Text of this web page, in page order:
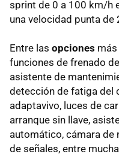
sprint de 0 a 100 km/h
una velocidad punta de
Entre las opciones
funciones de frenado
asistente de
detección de fatiga del
adaptavivo, luces de
arranque sin llave,
automático, cámara
de señales, entre